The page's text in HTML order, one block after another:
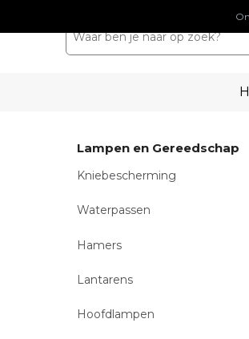
Lampen en Gereedschap
Kniebescherming
Waterpassen
Hamers
Lantarens
Hoofdlampen